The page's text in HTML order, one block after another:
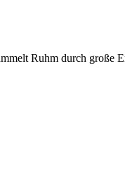
Ruhm durch große